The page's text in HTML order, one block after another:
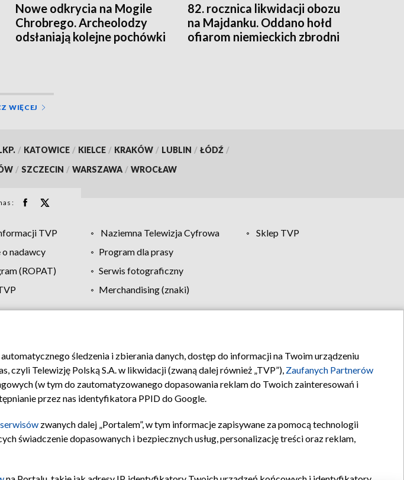
Nowe odkrycia na Mogile
Chrobrego. Archeolodzy
odsłaniają kolejne pochówki
82. rocznica likwidacji obozu
na Majdanku. Oddano hołd
ofiarom niemieckich zbrodni
WIĘCEJ
/ KATOWICE / KIELCE / KRAKÓW / LUBLIN / ŁÓDŹ /
/ SZCZECIN / WARSZAWA / WROCŁAW
TVP Naziemna Telewizja Cyfrowa
Sklep TVP
nadawcy
Program dla prasy
(ROPAT)
Serwis fotograficzny
Merchandising (znaki)
zgody Pomoc Biuro reklamy Kontakt
śledzenia i zbierania danych, dostęp do informacji na Twoim urządzeniu
Telewizję Polską S.A. w likwidacji (zwaną dalej również „TVP”), Zaufanych Partnerów
(w tym do zautomatyzowanego dopasowania reklam do Twoich zainteresowań i
przez nas identyfikatora PPID do Google.
zwanych dalej „Portalem”, w tym informacje zapisywane za pomocą technologii
świadczenie dopasowanych i bezpiecznych usług, personalizację treści oraz reklam,